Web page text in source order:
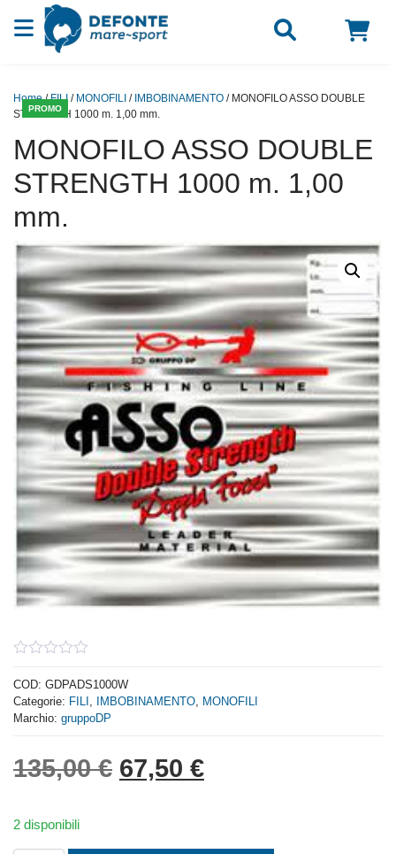
Vai al contenuto
PROMO
Home/FILI / MONOFILI / IMBOBINAMENTO / MONOFILO ASSO DOUBLE
STRENGTH 1000 m. 1,00 mm.
MONOFILO ASSO DOUBLE
STRENGTH 1000 m. 1,00
mm.
out
of
5
COD: GDPADS1000W
Categorie: FILI , IMBOBINAMENTO, MONOFILI
Marchio: gruppoDP
135,00€ Il prezzo originale era:
67,50 €Il prezzo
2 disponibili